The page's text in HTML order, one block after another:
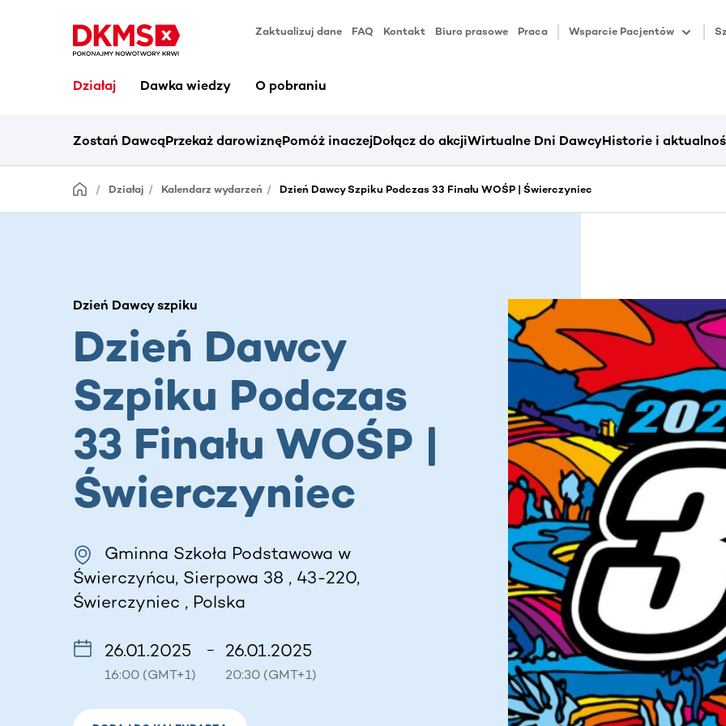
Zaktualizuj dane FAQ Kontakt Biuro prasowe Praca Wsparcie Pacjentów
Działaj Dawka wiedzy O pobraniu
Zostań DawcąPrzekaż darowiznęPomóż inaczejDołącz do akcjiWirtualne Dni DawcyHistorie i
Działaj Kalendarz wydarzeń Dzień Dawcy Szpiku Podczas 33 Finału WOŚP | Świerczyniec
Dzień Dawcy szpiku
Dzień Dawcy
Szpiku Podczas
33 Finału WOŚP |
Świerczyniec
Gminna Szkoła Podstawowa w
Świerczyńcu, Sierpowa 38 , 43-220,
Świerczyniec , Polska
26.01.2025
16:00 (GMT+1)
– 26.01.2025
20:30 (GMT+1)